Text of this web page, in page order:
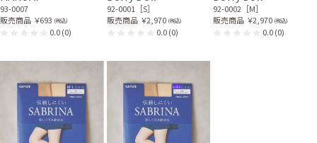
93-0007
販売商品 ￥693 (税込)
0.0(0)
92-0001［S］
販売商品 ￥2,970 (税込)
0.0(0)
92-0002［M］
販売商品 ￥2,970 (税込)
0.0(0)